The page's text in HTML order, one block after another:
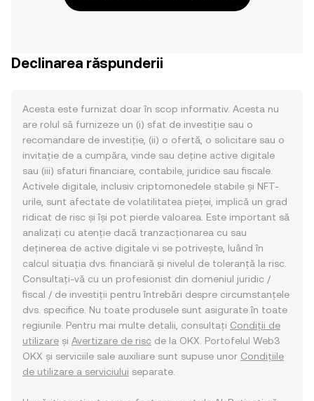
Declinarea răspunderii
Acesta este furnizat doar în scop informativ. Acesta nu
are rolul să furnizeze un (i) sfat de investiție sau o
recomandare de investiție, (ii) o ofertă, o solicitare sau o
invitație de a cumpăra, vinde sau deține active digitale
sau (iii) sfaturi financiare, contabile, juridice sau fiscale.
Activele digitale, inclusiv criptomonedele stabile și NFT-
urile, sunt afectate de volatilitatea pieței, implică un grad
ridicat de risc și își pot pierde valoarea. Este important să
analizați cu atenție dacă tranzacționarea cu sau
deținerea de active digitale vi se potrivește, luând în
calcul situația dvs. financiară și nivelul de toleranță la risc.
Consultați-vă cu un profesionist din domeniul juridic /
fiscal / de investiții pentru întrebări despre circumstanțele
dvs. specifice. Nu toate produsele sunt asigurate în toate
regiunile. Pentru mai multe detalii, consultați Condiții de
utilizare și Avertizare de risc de la OKX. Portofelul Web3
OKX și serviciile sale auxiliare sunt supuse unor Condițiile
de utilizare a serviciului separate.